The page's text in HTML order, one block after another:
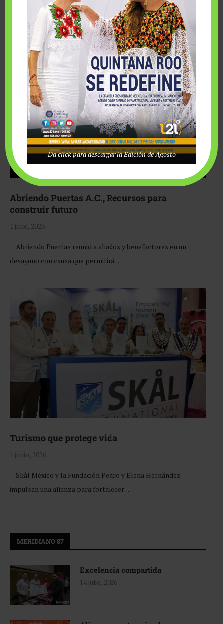
Fairmont Mayakoba y Make-A-Wish México unieron
esfuerzos para hacer realidad el deseo de una …
Abriendo Puertas A.C., Recursos para
construir futuro
1 julio, 2026
Abriendo Puertas reunió a aliados y benefactores en un
desayuno con causa que permitirá …
Turismo que protege vida
1 junio, 2026
Skål México y la Fundación Pedro y Elena Hernández
impulsan una alianza para fortalecer …
MERIDIANO 87
Excelencia compartida
14 julio, 2026
Da click para descargar la Edición de Agosto